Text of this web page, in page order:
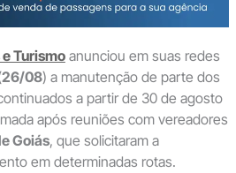
Turismoanunciou em suas redes
26/08) a manutenção de parte dos
a partir de 30 de agosto
após reuniões com vereadores
Goiás, que solicitaram a
em determinadas rotas.